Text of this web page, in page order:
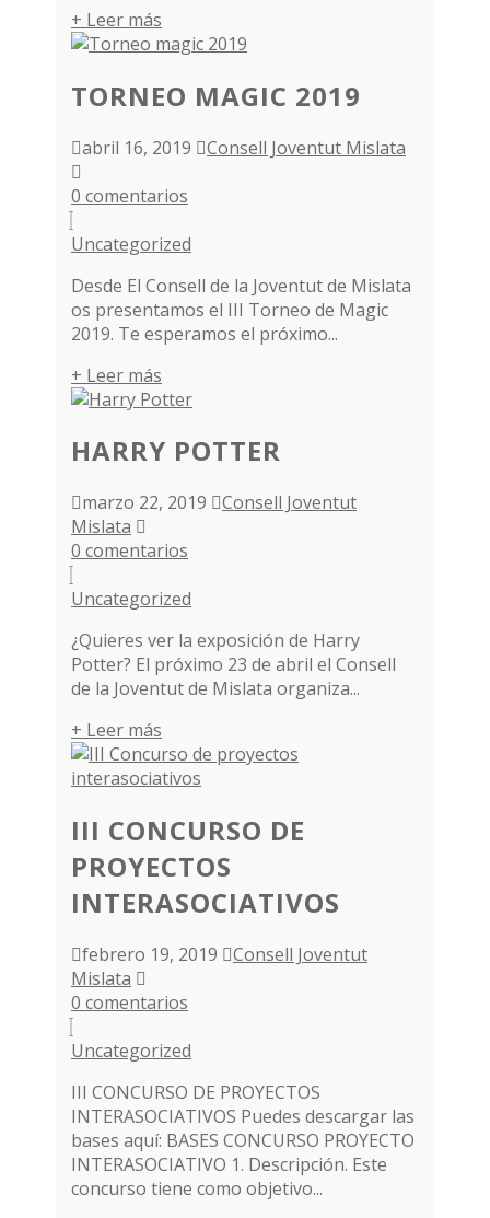
+ Leer más
TORNEO MAGIC 2019
abril 16, 2019
Consell Joventut Mislata
0 comentarios
Uncategorized
Desde El Consell de la Joventut de Mislata
os presentamos el III Torneo de Magic
2019. Te esperamos el próximo...
+ Leer más
HARRY POTTER
marzo 22, 2019
Consell Joventut
Mislata
0 comentarios
Uncategorized
¿Quieres ver la exposición de Harry
Potter? El próximo 23 de abril el Consell
de la Joventut de Mislata organiza...
+ Leer más
III CONCURSO DE
PROYECTOS
INTERASOCIATIVOS
febrero 19, 2019
Consell Joventut
Mislata
0 comentarios
Uncategorized
III CONCURSO DE PROYECTOS
INTERASOCIATIVOS Puedes descargar las
bases aquí: BASES CONCURSO PROYECTO
INTERASOCIATIVO 1. Descripción. Este
concurso tiene como objetivo...